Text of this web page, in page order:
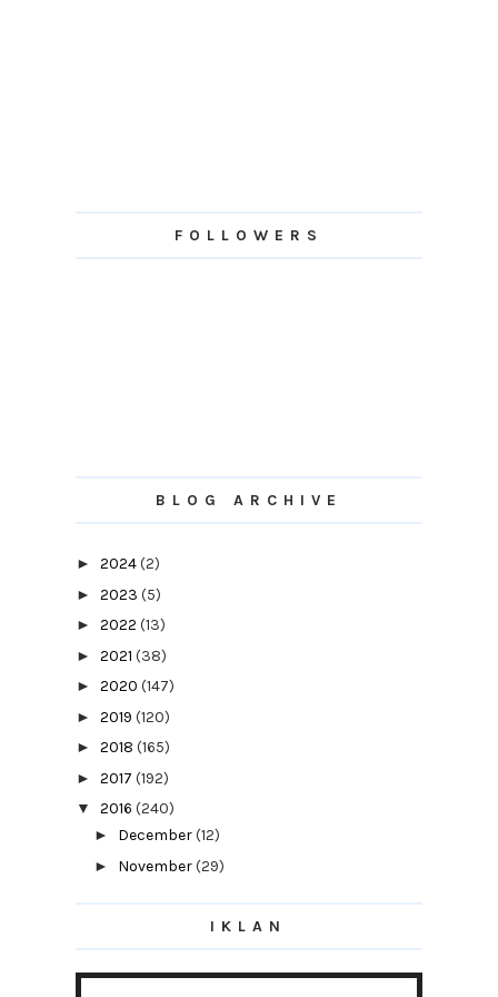
FOLLOWERS
BLOG ARCHIVE
► 2024(2)
► 2023 (5)
► 2022 (13)
► 2021 (38)
► 2020 (147)
► 2019 (120)
► 2018 (165)
► 2017 (192)
▼ 2016 (240)
► December(12)
► November(29)
(12)
IKLAN